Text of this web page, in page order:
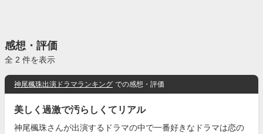
感想・評価
全 2 件を表示
神尾楓珠出演ドラマランキング での感想・評価
美しく過激で汚らしくてリアル
神尾楓珠さんが出演するドラマの中で一番好きなドラマは恋の